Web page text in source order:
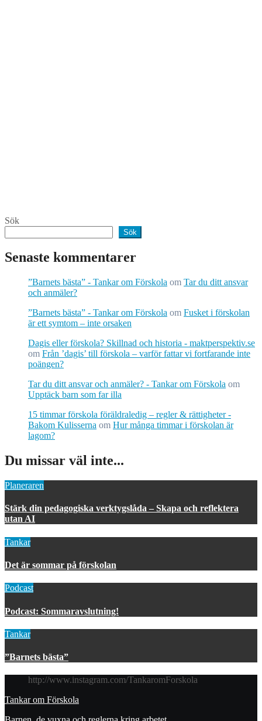
Sök
Sök
Senaste kommentarer
”Barnets bästa” - Tankar om Förskola om Tar du ditt ansvar
och anmäler?
”Barnets bästa” - Tankar om Förskola om Fusket i förskolan
är ett symtom – inte orsaken
Dagis eller förskola? Skillnad och historia - maktperspektiv.se
om Från ’dagis’ till förskola – varför fattar vi fortfarande inte
poängen?
Tar du ditt ansvar och anmäler? - Tankar om Förskola om
Upptäck barn som far illa
15 timmar förskola föräldraledig – regler & rättigheter -
Bakom Kulisserna om Hur många timmar i förskolan är
lagom?
Du missar väl inte...
Planeraren
Stärk din pedagogiska verktygslåda – Skapa och reflektera
utan AI
Tankar
Det är sommar på förskolan
Podcast
Podcast: Sommaravslutning!
Tankar
”Barnets bästa”
http://www.instagram.com/TankaromForskola
Tankar om Förskola